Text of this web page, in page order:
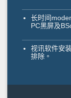
长时间
PC黑屏及
视讯软件安
排除。